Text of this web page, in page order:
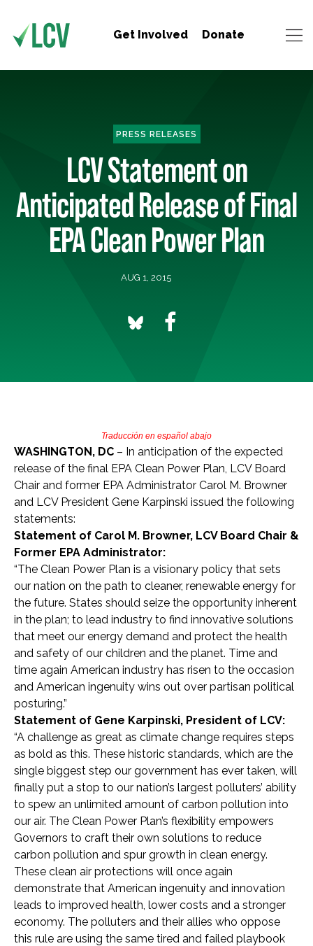
Get Involved Donate
PRESS RELEASES
LCV Statement on
Anticipated Release of Final
EPA Clean Power Plan
AUG 1, 2015
Traducción en español abajo
WASHINGTON, DC – In anticipation of the expected
release of the final EPA Clean Power Plan, LCV Board
Chair and former EPA Administrator Carol M. Browner
and LCV President Gene Karpinski issued the following
statements:
Statement of Carol M. Browner, LCV Board Chair &
Former EPA Administrator:
“The Clean Power Plan is a visionary policy that sets
our nation on the path to cleaner, renewable energy for
the future. States should seize the opportunity inherent
in the plan; to lead industry to find innovative solutions
that meet our energy demand and protect the health
and safety of our children and the planet. Time and
time again American industry has risen to the occasion
and American ingenuity wins out over partisan political
posturing.”
Statement of Gene Karpinski, President of LCV:
“A challenge as great as climate change requires steps
as bold as this. These historic standards, which are the
single biggest step our government has ever taken, will
finally put a stop to our nation’s largest polluters’ ability
to spew an unlimited amount of carbon pollution into
our air. The Clean Power Plan’s flexibility empowers
Governors to craft their own solutions to reduce
carbon pollution and spur growth in clean energy.
These clean air protections will once again
demonstrate that American ingenuity and innovation
leads to improved health, lower costs and a stronger
economy. The polluters and their allies who oppose
this rule are using the same tired and failed playbook